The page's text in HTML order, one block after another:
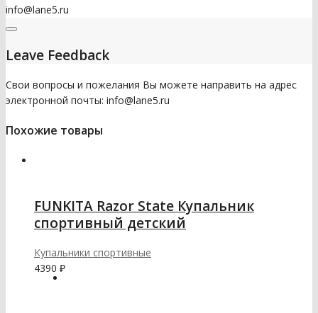
info@lane5.ru
Leave Feedback
Свои вопросы и пожелания Вы можете направить на адрес
электронной почты: info@lane5.ru
Похожие товары
FUNKITA Razor State Купальник
спортивный детский
Купальники спортивные
4390 ₽